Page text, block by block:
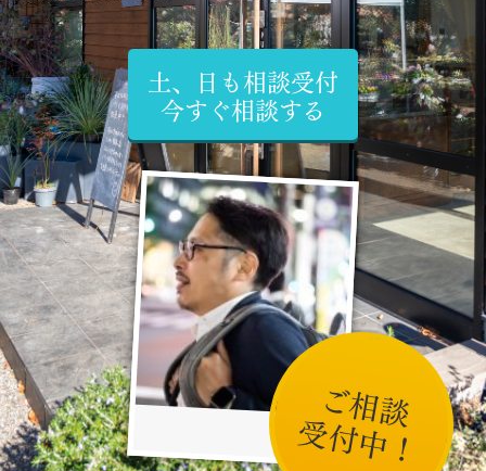
土、日も相談受付
今すぐ相談する
ご相談
受付中！